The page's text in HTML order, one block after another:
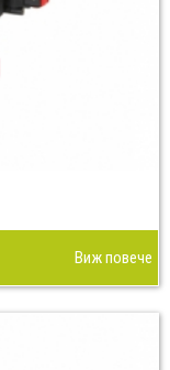
Виж повече